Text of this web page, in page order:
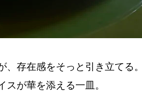
、存在感をそっと引き立てる
が華を添える一皿。